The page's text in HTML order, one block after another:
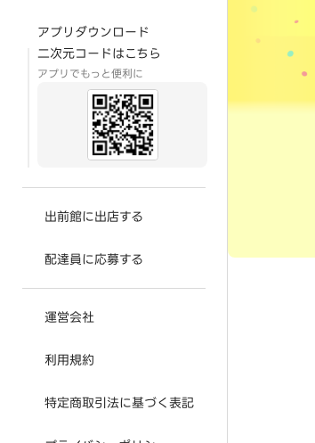
アプリダウンロード
二次元コードはこちら
アプリでもっと便利に
出前館に出店する
配達員に応募する
運営会社
利用規約
特定商取引法に基づく表記